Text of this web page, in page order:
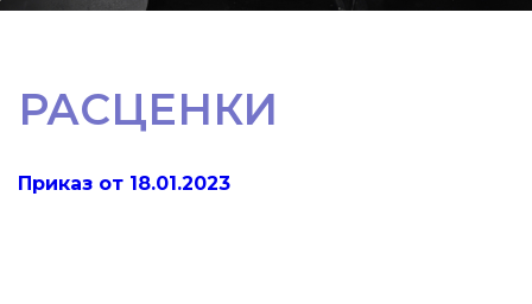
РАСЦЕНКИ
Приказ от 18.01.2023